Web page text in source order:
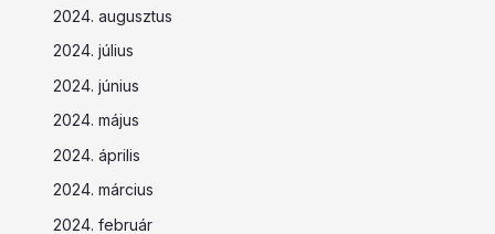
2024. augusztus
2024. július
2024. június
2024. május
2024. április
2024. március
2024. február